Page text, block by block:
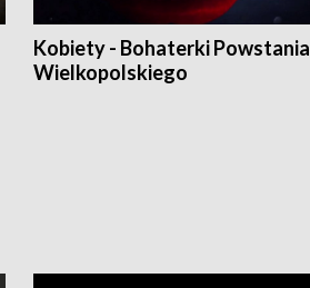
Kobiety - Bohaterki Powstania
Wielkopolskiego